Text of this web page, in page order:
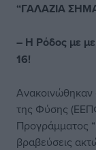
“ΓΑΛΑΖΙΑ
– Η Ρόδος με
16!
Ανακοινώθηκαν
της Φύσης
Προγράμματος
βραβεύσεις